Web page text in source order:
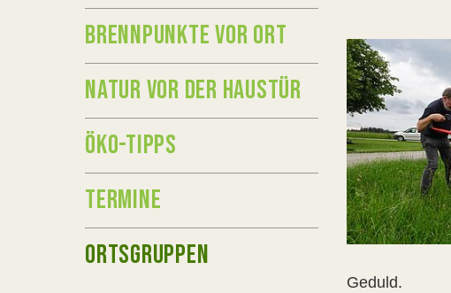
Geduld.
BRENNPUNKTE VOR ORT
NATUR VOR DER HAUSTÜR
ÖKO-TIPPS
TERMINE
ORTSGRUPPEN